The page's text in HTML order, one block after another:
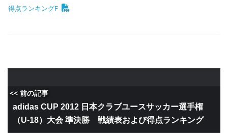
得点ランキングF
<< 前の記事
adidas CUP 2012 日本クラブユースサッカー選手権
（U-18）大会 準決勝 戦績表および得点ランキング